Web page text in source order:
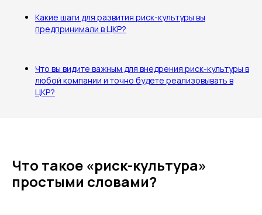
Какие шаги для развития риск-культуры вы
предпринимали в ЦКР?
Что вы видите важным для внедрения риск-культуры в
любой компании и точно будете реализовывать в
ЦКР?
Что такое «риск-культура»
простыми словами?